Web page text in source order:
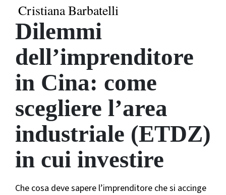
Cristiana Barbatelli
Dilemmi
dell’imprenditore
in Cina: come
scegliere l’area
industriale (ETDZ)
in cui investire
Che cosa deve sapere l’imprenditore che si accinge